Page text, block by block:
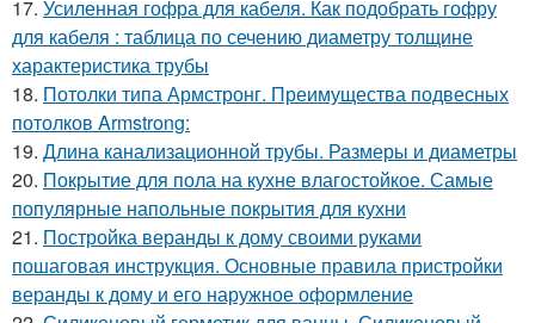
17. Усиленная гофра для кабеля. Как подобрать гофру
для кабеля : таблица по сечению диаметру толщине
характеристика трубы
18. Потолки типа Армстронг. Преимущества подвесных
потолков Armstrong:
19. Длина канализационной трубы. Размеры и диаметры
20. Покрытие для пола на кухне влагостойкое. Самые
популярные напольные покрытия для кухни
21. Постройка веранды к дому своими руками
пошаговая инструкция. Основные правила пристройки
веранды к дому и его наружное оформление